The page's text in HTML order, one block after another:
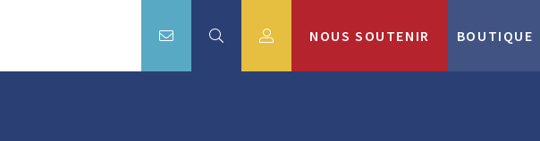
NOUS SOUTENIR BOUTIQUE